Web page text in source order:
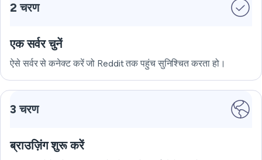
2 चरण
एक सर्वर चुनें
ऐसे सर्वर से कनेक्ट करें जो Reddit तक पहुंच सुनिश्चित करता हो।
3 चरण
ब्राउज़िंग शुरू करें